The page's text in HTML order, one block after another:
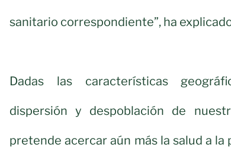
sanitario correspondiente”, ha
Dadas las características
dispersión y despoblación de
pretende acercar aún más la salud a la